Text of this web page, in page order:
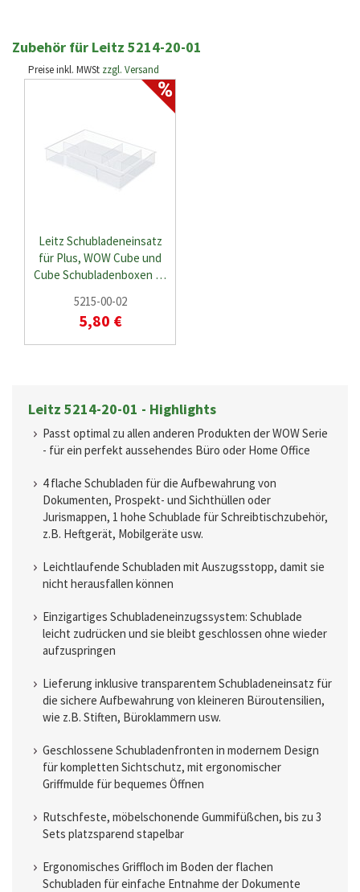
Zubehör für Leitz 5214-20-01
Preise inkl. MWSt zzgl. Versand
Leitz Schubladeneinsatz
für Plus, WOW Cube und
Cube Schubladenboxen …
5215-00-02
5,80 €
Leitz 5214-20-01 - Highlights
Passt optimal zu allen anderen Produkten der WOW Serie
- für ein perfekt aussehendes Büro oder Home Office
4 flache Schubladen für die Aufbewahrung von
Dokumenten, Prospekt- und Sichthüllen oder
Jurismappen, 1 hohe Schublade für Schreibtischzubehör,
z.B. Heftgerät, Mobilgeräte usw.
Leichtlaufende Schubladen mit Auszugsstopp, damit sie
nicht herausfallen können
Einzigartiges Schubladeneinzugssystem: Schublade
leicht zudrücken und sie bleibt geschlossen ohne wieder
aufzuspringen
Lieferung inklusive transparentem Schubladeneinsatz für
die sichere Aufbewahrung von kleineren Büroutensilien,
wie z.B. Stiften, Büroklammern usw.
Geschlossene Schubladenfronten in modernem Design
für kompletten Sichtschutz, mit ergonomischer
Griffmulde für bequemes Öffnen
Rutschfeste, möbelschonende Gummifüßchen, bis zu 3
Sets platzsparend stapelbar
Ergonomisches Griffloch im Boden der flachen
Schubladen für einfache Entnahme der Dokumente